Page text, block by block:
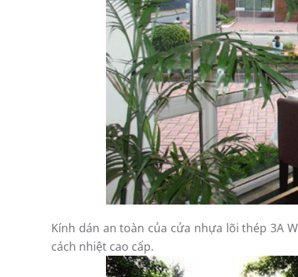
Kính dán an toàn của cửa nhựa lõi thép 3A
cách nhiệt cao cấp.